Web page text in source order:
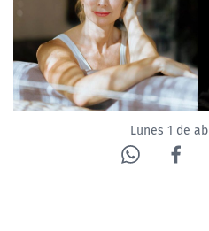
Lunes 1 de